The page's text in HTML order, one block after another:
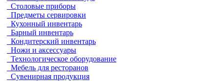
Столовые приборы
Предметы сервировки
Кухонный инвентарь
Барный инвентарь
Кондитерский инвентарь
Ножи и аксессуары
Технологическое оборудование
Мебель для ресторанов
Сувенирная продукция